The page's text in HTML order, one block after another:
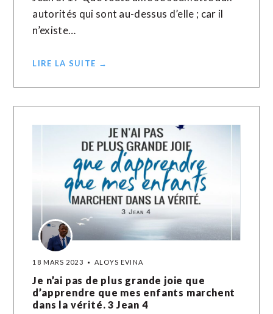
autorités qui sont au-dessus d’elle ; car il
n’existe…
LIRE LA SUITE →
18 MARS 2023 ALOYS EVINA
Je n’ai pas de plus grande joie que
d’apprendre que mes enfants marchent
dans la vérité. 3 Jean 4